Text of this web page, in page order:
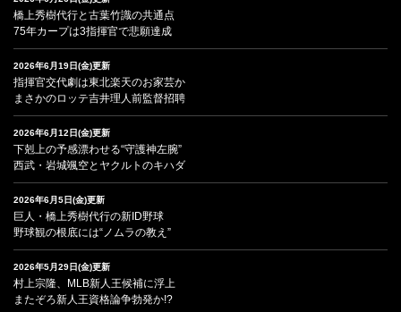
橋上秀樹代行と古葉竹識の共通点
75年カープは3指揮官で悲願達成
2026年6月19日(金)更新
指揮官交代劇は東北楽天のお家芸か
まさかのロッテ吉井理人前監督招聘
2026年6月12日(金)更新
下剋上の予感漂わせる“守護神左腕”
西武・岩城颯空とヤクルトのキハダ
2026年6月5日(金)更新
巨人・橋上秀樹代行の新ID野球
野球観の根底には“ノムラの教え”
2026年5月29日(金)更新
村上宗隆、MLB新人王候補に浮上
またぞろ新人王資格論争勃発か!?